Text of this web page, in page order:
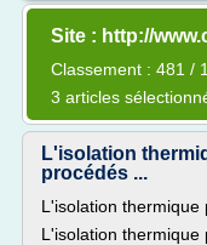
Site : http://
Classement : 481 /
3 articles
L'isolation
procédés ...
L'isolation thermique
L'isolation